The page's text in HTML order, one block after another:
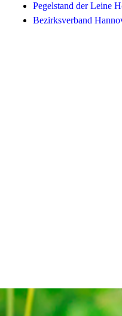
Pegelstand der Leine
Bezirksverband